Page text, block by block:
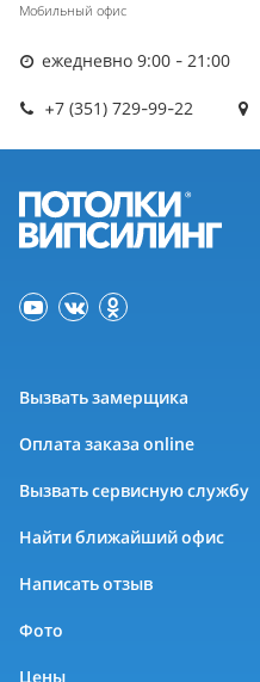
Мобильный офис
ежедневно 9:00 - 21:00
+7 (351) 729-99-22
Вызвать замерщика
Оплата заказа online
Вызвать сервисную службу
Найти ближайший офис
Написать отзыв
Фото
Цены